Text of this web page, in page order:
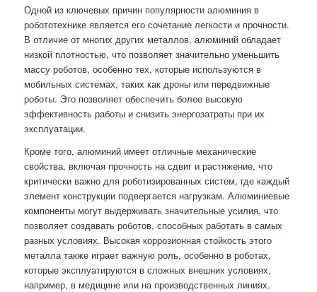
Одной из ключевых причин популярности алюминия в
робототехнике является его сочетание легкости и прочности.
В отличие от многих других металлов, алюминий обладает
низкой плотностью, что позволяет значительно уменьшить
массу роботов, особенно тех, которые используются в
мобильных системах, таких как дроны или передвижные
роботы. Это позволяет обеспечить более высокую
эффективность работы и снизить энергозатраты при их
эксплуатации.
Кроме того, алюминий имеет отличные механические
свойства, включая прочность на сдвиг и растяжение, что
критически важно для роботизированных систем, где каждый
элемент конструкции подвергается нагрузкам. Алюминиевые
компоненты могут выдерживать значительные усилия, что
позволяет создавать роботов, способных работать в самых
разных условиях. Высокая коррозионная стойкость этого
металла также играет важную роль, особенно в роботах,
которые эксплуатируются в сложных внешних условиях,
например, в медицине или на производственных линиях.